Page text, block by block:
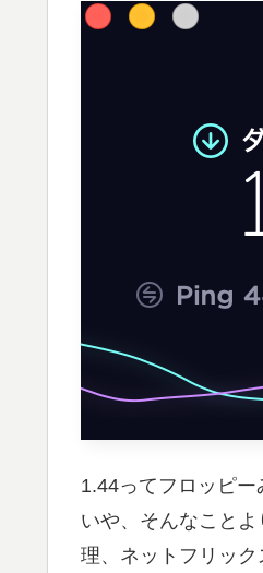
1.44ってフロッピ
いや、そんなこと
理、ネットフリック